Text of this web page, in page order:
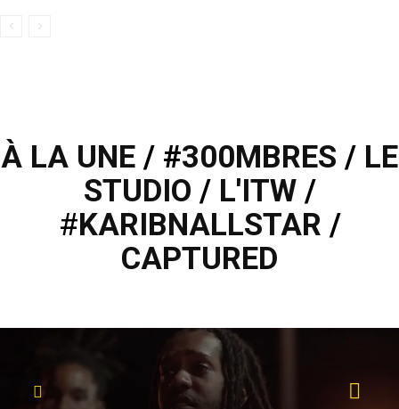
À LA UNE / #300MBRES / LE
STUDIO / L'ITW/
#KARIBNALLSTAR /
CAPTURED